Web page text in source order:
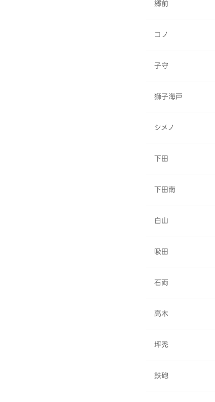
郷前
コノ
子守
獅子海戸
シメノ
下田
下田南
白山
吸田
石両
高木
坪禿
鉄砲